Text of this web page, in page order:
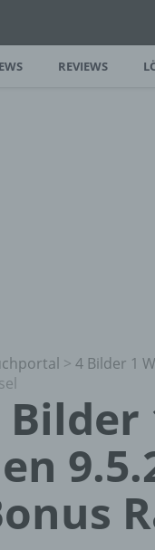
REVIEWS
> 4 Bilder 1
Bilder